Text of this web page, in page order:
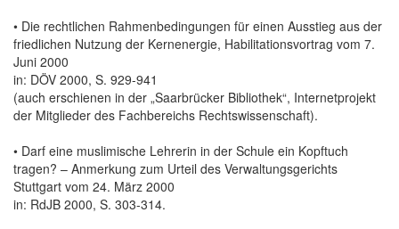
• Die rechtlichen Rahmenbedingungen für einen Ausstieg aus der
friedlichen Nutzung der Kernenergie, Habilitationsvortrag vom 7.
Juni 2000
in: DÖV 2000, S. 929-941
(auch erschienen in der „Saarbrücker Bibliothek“, Internetprojekt
der Mitglieder des Fachbereichs Rechtswissenschaft).
• Darf eine muslimische Lehrerin in der Schule ein Kopftuch
tragen? – Anmerkung zum Urteil des Verwaltungsgerichts
Stuttgart vom 24. März 2000
in: RdJB 2000, S. 303-314.